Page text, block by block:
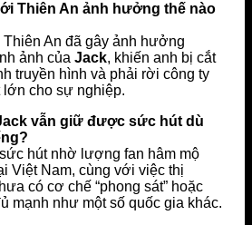
Thiên An ảnh hưởng thế nào
An đã gây ảnh hưởng
ảnh của Jack, khiến anh bị cắt
truyền hình và phải rời công ty
lớn cho sự nghiệp.
vẫn giữ được sức hút dù
hút nhờ lượng fan hâm mộ
Việt Nam, cùng với việc thị
có cơ chế “phong sát” hoặc
mạnh như một số quốc gia khác.